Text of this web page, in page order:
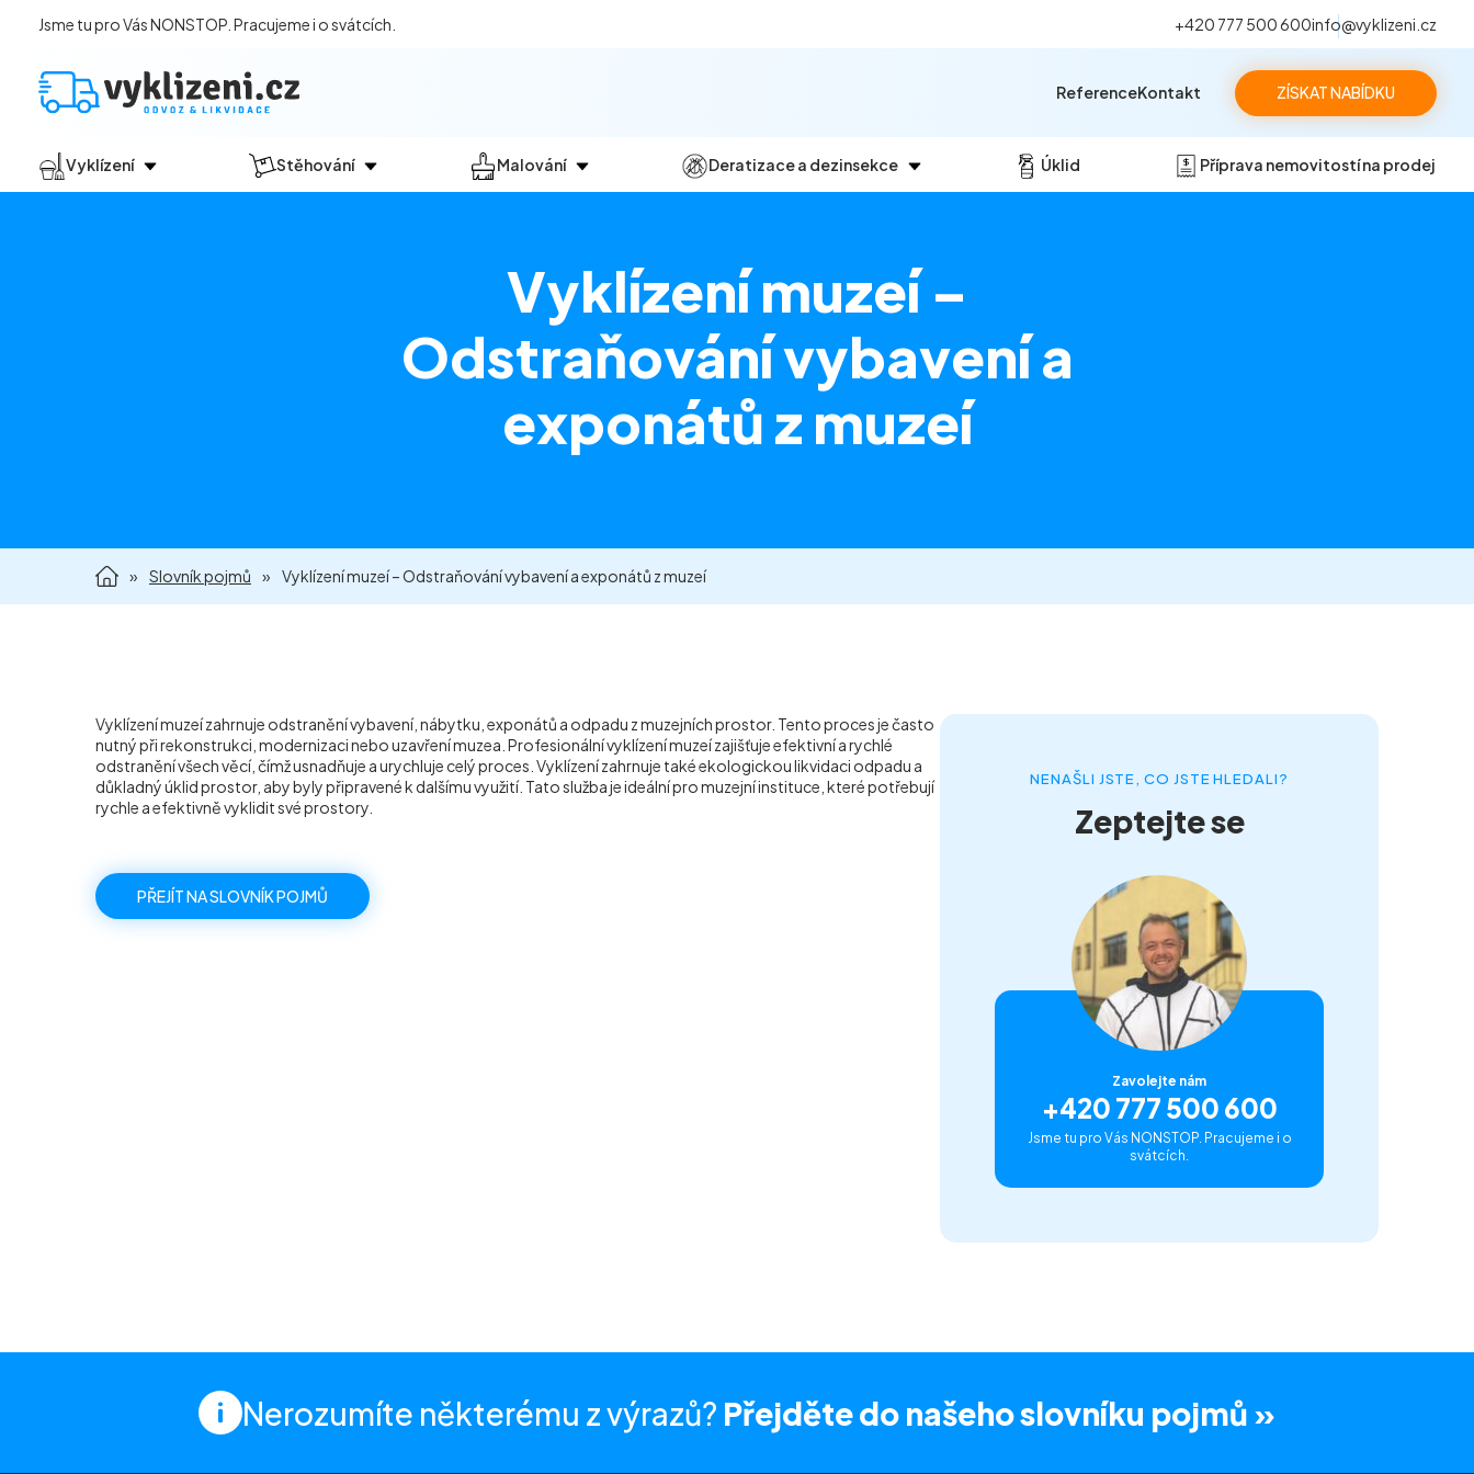
Jsme tu pro Vás NONSTOP. Pracujeme i o svátcích. +420 777 500 600info@vyklizeni.cz
ZÍSKAT NABÍDKU
Vyklízení Stěhování Malování
Malování domů
Malování kanceláří
Malování komerčních prostor
Deratizace a dezinsekce
Dezinfekce
Dezinsekce
Úklid Příprava nemovitostí na prodej
ReferenceKontakt
Vyklízení muzeí –
Odstraňování vybavení a
exponátů z muzeí
» Slovník pojmů » Vyklízení muzeí – Odstraňování vybavení a exponátů z muzeí
Vyklízení muzeí zahrnuje odstranění vybavení, nábytku, exponátů a odpadu z muzejních prostor. Tento proces je často
nutný při rekonstrukci, modernizaci nebo uzavření muzea. Profesionální vyklízení muzeí zajišťuje efektivní a rychlé
odstranění všech věcí, čímž usnadňuje a urychluje celý proces. Vyklízení zahrnuje také ekologickou likvidaci odpadu a
důkladný úklid prostor, aby byly připravené k dalšímu využití. Tato služba je ideální pro muzejní instituce, které potřebují
rychle a efektivně vyklidit své prostory.
PŘEJÍT NA SLOVNÍK POJMŮ
NENAŠLI JSTE, CO JSTE HLEDALI?
Zeptejte se
Zavolejte nám
+420 777 500 600
Jsme tu pro Vás NONSTOP. Pracujeme i o
svátcích.
Nerozumíte některému z výrazů? Přejděte do našeho slovníku pojmů »